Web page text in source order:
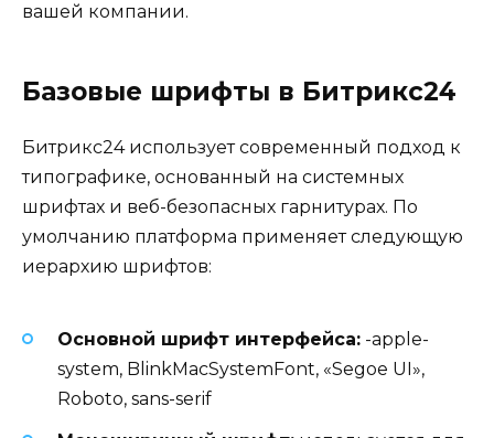
вашей компании.
Базовые шрифты в Битрикс24
Битрикс24 использует современный подход к
типографике, основанный на системных
шрифтах и веб-безопасных гарнитурах. По
умолчанию платформа применяет следующую
иерархию шрифтов:
Основной шрифт интерфейса: -apple-
system, BlinkMacSystemFont, «Segoe UI»,
Roboto, sans-serif